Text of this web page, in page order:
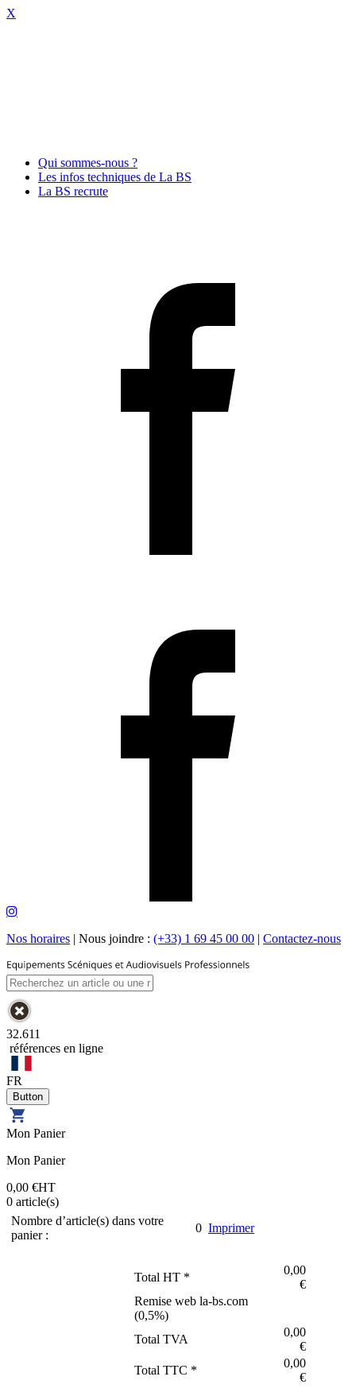
X
Qui sommes-nous ?
Les infos techniques de La BS
La BS recrute
Nos horaires | Nous joindre : (+33) 1 69 45 00 00 | Contactez-nous
32.611
références en ligne
FR
Mon Panier
Mon Panier
0,00 €HT
0 article(s)
Nombre d’article(s) dans votre
panier :
0 Imprimer
Total HT *
0,00
€
Remise web la-bs.com
(0,5%)
Total TVA
0,00
€
Total TTC *
0,00
€